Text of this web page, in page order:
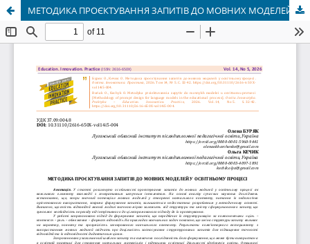
МЕТОДИКА ПРОЄКТУВАННЯ ЗАПИТІВ ДО МОВНИХ МОДЕЛЕЙ У ОСВІТНЬОМУ ПРОЦЕСІ